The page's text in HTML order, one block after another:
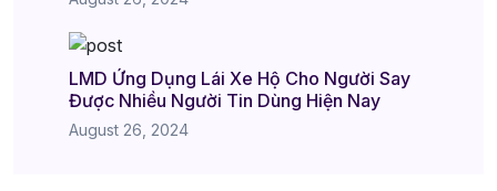
LMD Ứng Dụng Lái Xe Hộ Cho Người Say
Được Nhiều Người Tin Dùng Hiện Nay
August 26, 2024